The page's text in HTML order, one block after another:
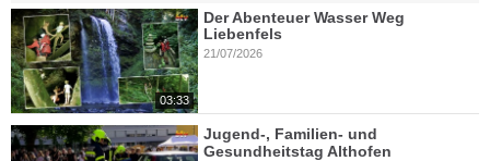
03:33
Der Abenteuer Wasser Weg
Liebenfels
21/07/2026
Jugend-, Familien- und
Gesundheitstag Althofen